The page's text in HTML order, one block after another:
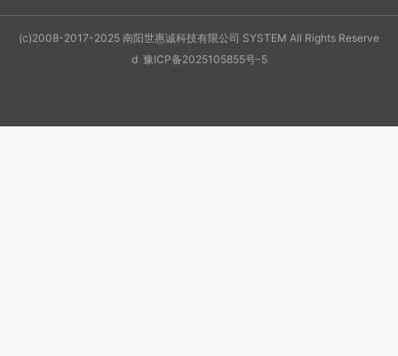
(c)2008-2017-2025 南阳世惠诚科技有限公司 SYSTEM All Rights Reserve
d 豫ICP备2025105855号-5